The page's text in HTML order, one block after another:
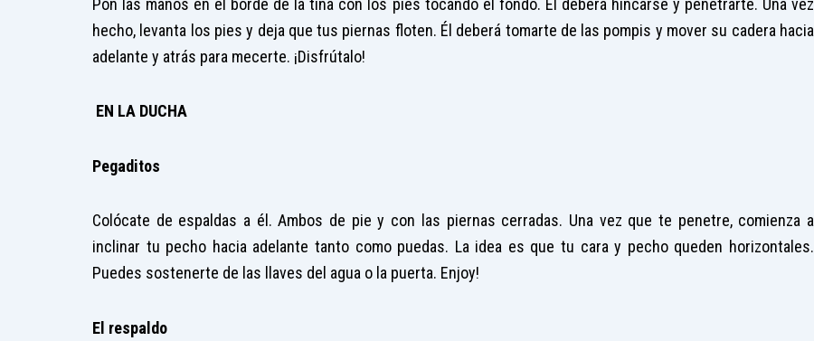
hecho, levanta los pies y deja que tus piernas floten. Él deberá tomarte de las pompis y mover su cadera hacia
adelante y atrás para mecerte. ¡Disfrútalo!
EN LA DUCHA
Pegaditos
Colócate de espaldas a él. Ambos de pie y con las piernas cerradas. Una vez que te penetre, comienza a
inclinar tu pecho hacia adelante tanto como puedas. La idea es que tu cara y pecho queden horizontales.
Puedes sostenerte de las llaves del agua o la puerta. Enjoy!
El respaldo